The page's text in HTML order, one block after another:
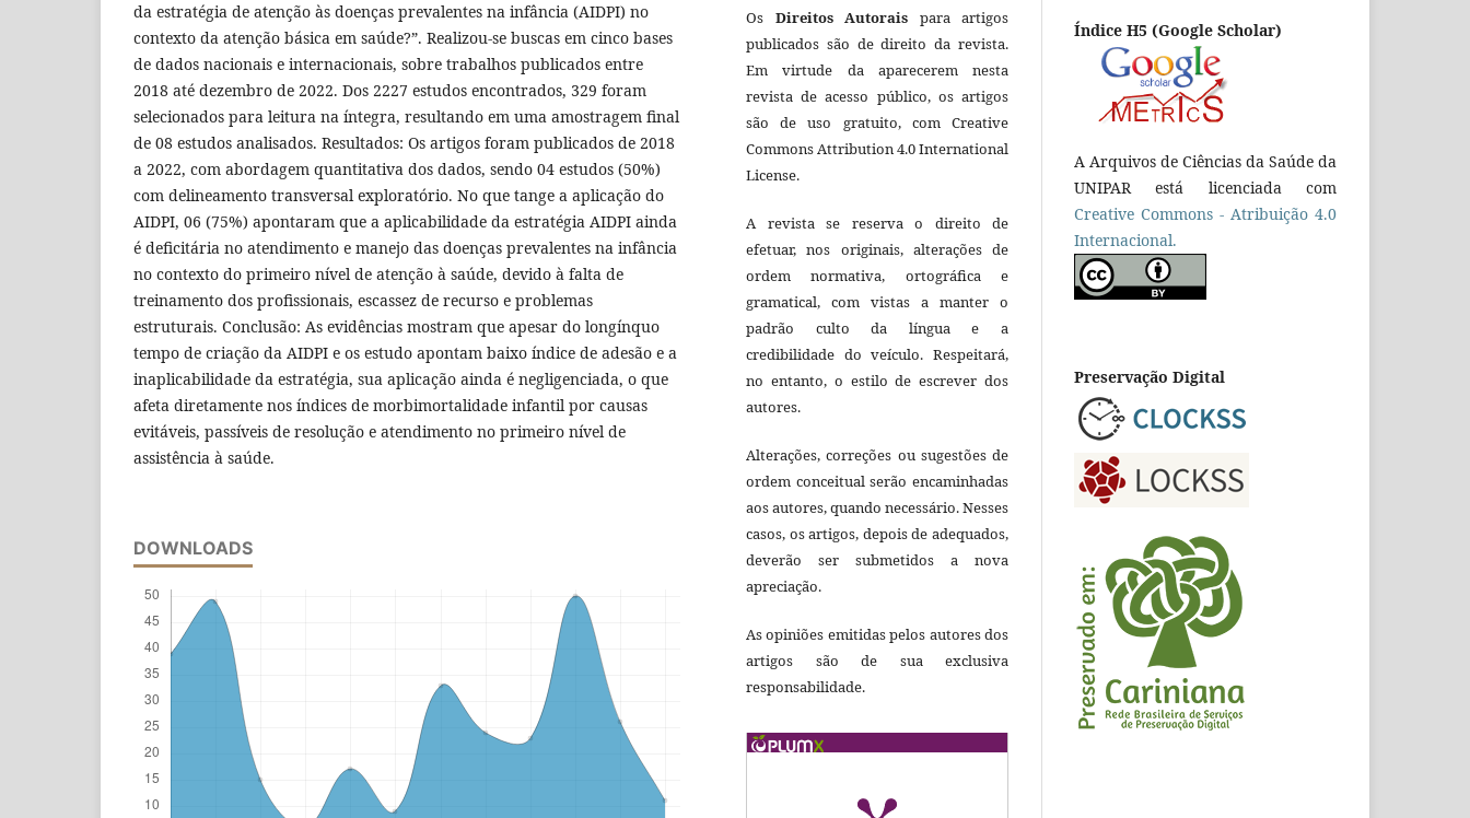
da estratégia de atenção às doenças prevalentes na infância (AIDPI) no
contexto da atenção básica em saúde?”. Realizou-se buscas em cinco bases
de dados nacionais e internacionais, sobre trabalhos publicados entre
2018 até dezembro de 2022. Dos 2227 estudos encontrados, 329 foram
selecionados para leitura na íntegra, resultando em uma amostragem final
de 08 estudos analisados. Resultados: Os artigos foram publicados de 2018
a 2022, com abordagem quantitativa dos dados, sendo 04 estudos (50%)
com delineamento transversal exploratório. No que tange a aplicação do
AIDPI, 06 (75%) apontaram que a aplicabilidade da estratégia AIDPI ainda
é deficitária no atendimento e manejo das doenças prevalentes na infância
no contexto do primeiro nível de atenção à saúde, devido à falta de
treinamento dos profissionais, escassez de recurso e problemas
estruturais. Conclusão: As evidências mostram que apesar do longínquo
tempo de criação da AIDPI e os estudo apontam baixo índice de adesão e a
inaplicabilidade da estratégia, sua aplicação ainda é negligenciada, o que
afeta diretamente nos índices de morbimortalidade infantil por causas
evitáveis, passíveis de resolução e atendimento no primeiro nível de
assistência à saúde.
DOWNLOADS
Os Direitos Autorais para artigos
publicados são de direito da revista.
Em virtude da aparecerem nesta
revista de acesso público, os artigos
são de uso gratuito, com Creative
Commons Attribution 4.0 International
License.
A revista se reserva o direito de
efetuar, nos originais, alterações de
ordem normativa, ortográfica e
gramatical, com vistas a manter o
padrão culto da língua e a
credibilidade do veículo. Respeitará,
no entanto, o estilo de escrever dos
autores.
Alterações, correções ou sugestões de
ordem conceitual serão encaminhadas
aos autores, quando necessário. Nesses
casos, os artigos, depois de adequados,
deverão ser submetidos a nova
apreciação.
As opiniões emitidas pelos autores dos
artigos são de sua exclusiva
responsabilidade.
Índice H5 (Google Scholar)
A Arquivos de Ciências da Saúde da
UNIPAR está licenciada com
Creative Commons - Atribuição 4.0
Internacional.
Preservação Digital